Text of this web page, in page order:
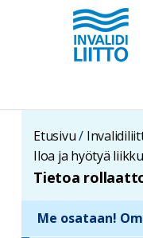
pääsisältöön
e
g
a
m
e
n
Etusivu
Iloa ja hyötyä
Tietoa
S
Me osataan!